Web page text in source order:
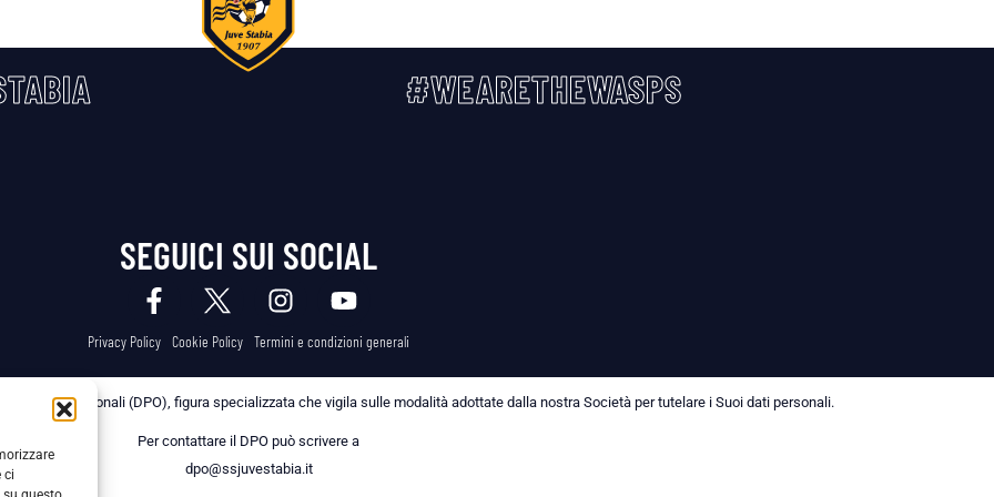
ci
#WEARETHEWASPS
SEGUICI SUI SOCIAL
Privacy Policy Cookie Policy Termini e condizioni generali
dei Dati Personali (DPO), figura specializzata che vigila sulle modalità adottate dalla nostra Società per tutelare i Suoi dati personali.
Per contattare il DPO può scrivere a
dpo@ssjuvestabia.it